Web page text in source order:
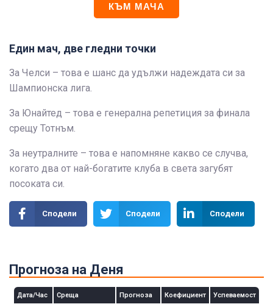
КЪМ МАЧА
Един мач, две гледни точки
За Челси – това е шанс да удължи надеждата си за
Шампионска лига.
За Юнайтед – това е генерална репетиция за финала
срещу Тотнъм.
За неутралните – това е напомняне какво се случва,
когато два от най-богатите клуба в света загубят
посоката си.
Сподели Сподели Сподели
Прогноза на Деня
Дата/Час Среща Прогноза Коефициент Успеваемост